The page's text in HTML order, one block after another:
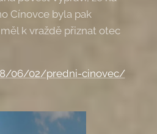
Cínovce byla pak
k vraždě přiznat otec
06/02/predni-cinovec/